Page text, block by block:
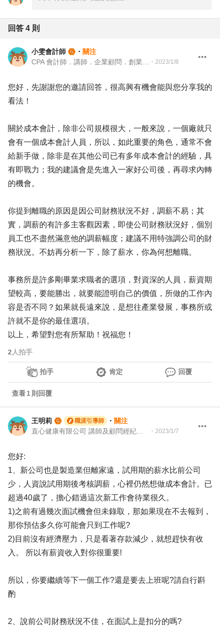
回答 4 則
小雯會計師 ・ 關注
・ 2023/1/8
您好，先謝謝您的邀請回答，很高興有機會能與您分享我的
看法！
關於成本會計，除非公司規模很大，一般來說，一個廠就只
會有一個成本會計人員，所以，如此重要的角色，通常不會
給新手做，除非是在其他公司已有多年成本會計的經驗，具
有即戰力；我的建議會是先進入一家好公司後，再尋求內轉
的機會。
你提到離職的原因是因公司財務狀況不好，調薪不易；其
實，調薪的有許多主客觀因素，即使公司財務狀況好，個別
員工也不盡然滿意他的調薪幅度；建議不用特強調公司的財
務狀況。不妨再分析一下，除了薪水，你為何想離職。
事務所是許多剛畢業求職者的選項，對資深的人員，薪資期
望較高，要能勝出，就要能證明自己的價值，所做的工作內
容是否不同？如果就長遠來說，是想往產業發展，事務所或
許就不是你的最佳選項。
以上，希望對您有所幫助！祝福您！
2 人拍手
拍手 肯定 回覆
查看1 則回覆
王明莉 職涯引導師 ・ 關注
・ 2023/1/7
您好:
1、新公司也是製造業但離家遠，試用期的薪水比前公司
少，人資說試用期後考核調薪，心裡仍然想做成本會計。已
超過40歲了，擔心錯過這次新工作會待業很久。
1)之前有過幾次面試機會但未錄取，那如果現在不去報到，
那你預估多久你可能會只到工作呢?
2)目前沒有經濟壓力，只是看著存款減少，就想趕快有收
入。 所以有薪資收入對你很重要!
所以，你要繼續等下一個工作?還是要去上班呢?請自行斟
酌
2、說前公司財務狀況不佳，在面試上是扣分的嗎?